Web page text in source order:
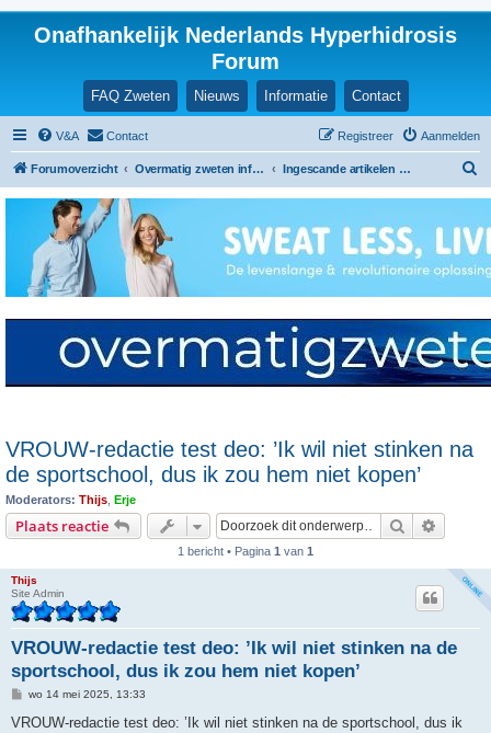
Onafhankelijk Nederlands Hyperhidrosis
Forum
FAQ Zweten Nieuws Informatie Contact
V&A Contact Aanmelden
Registreer
Forumoverzicht Overmatig zweten informatie en ervaringen Ingescande artikelen en nieuwsberichten
k
VROUW-redactie test deo: ’Ik wil niet stinken na
de sportschool, dus ik zou hem niet kopen’
Moderators: Thijs Erje
Plaats reactie Zoek
1 bericht • Pagina 1 van 1
Thijs
Site Admin
VROUW-redactie test deo: ’Ik wil niet stinken na de
sportschool, dus ik zou hem niet kopen’
B
r
wo 14 mei 2025, 13:33
VROUW-redactie test deo: ’Ik wil niet stinken na de sportschool, dus ik